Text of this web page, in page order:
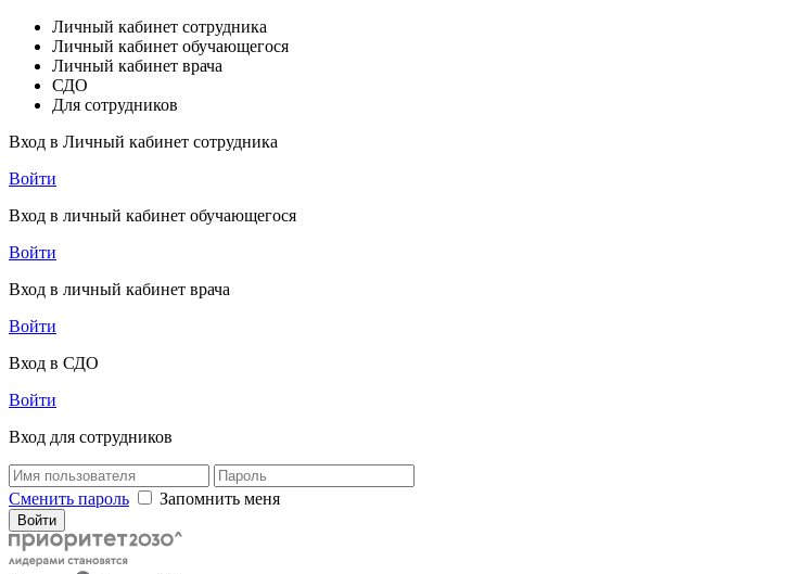
Личный кабинет сотрудника
Личный кабинет обучающегося
Личный кабинет врача
СДО
Для сотрудников
Вход в Личный кабинет сотрудника
Войти
Вход в личный кабинет обучающегося
Войти
Вход в личный кабинет врача
Войти
Вход в СДО
Войти
Вход для сотрудников
Сменить пароль Запомнить меня